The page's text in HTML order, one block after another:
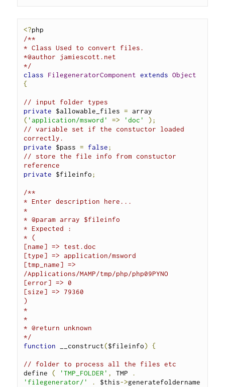
<?
/**
* Class Used to convert files.
*@author jamiescott.net
*/
class
FilegeneratorComponent extends Object
{
// input folder types
private $allowable_files =
( 'application/msword' => 'doc'
);
// variable set if the constuctor loaded
correctly.
private $pass = false;
// store the file info from constuctor
reference
private $fileinfo;
/**
* Enter description here...
*
* @param array $fileinfo
* Expected :
* (
[name] => test.doc
[type] => application/msword
[tmp_name] =>
/Applications/MAMP/tmp/php/php09PYNO
[error] => 0
[size] => 79360
)
*
*
* @return unknown
*/
function __construct($fileinfo) {
// folder to process all the files etc
define ( 'TMP_FOLDER' , TMP
.
'filegenerator/'
. $this->